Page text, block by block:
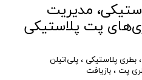
مدیریت
پت پلاستیکی
، بطری پلاستیکی ، پلی‌اتیلن
پت ، بازیافت